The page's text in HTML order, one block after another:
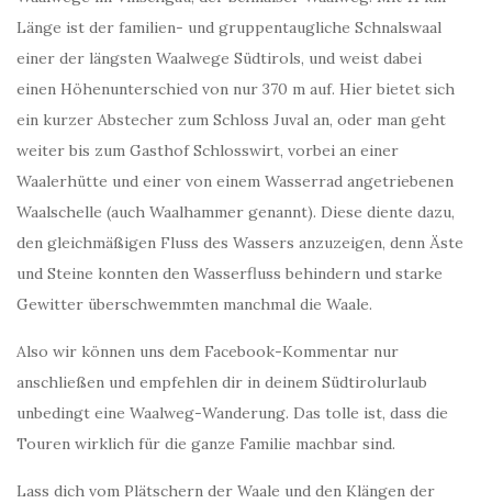
Länge ist der familien- und gruppentaugliche Schnalswaal
einer der längsten Waalwege Südtirols, und weist dabei
einen Höhenunterschied von nur 370 m auf. Hier bietet sich
ein kurzer Abstecher zum Schloss Juval an, oder man geht
weiter bis zum Gasthof Schlosswirt, vorbei an einer
Waalerhütte und einer von einem Wasserrad angetriebenen
Waalschelle (auch Waalhammer genannt). Diese diente dazu,
den gleichmäßigen Fluss des Wassers anzuzeigen, denn Äste
und Steine konnten den Wasserfluss behindern und starke
Gewitter überschwemmten manchmal die Waale.
Also wir können uns dem Facebook-Kommentar nur
anschließen und empfehlen dir in deinem Südtirolurlaub
unbedingt eine Waalweg-Wanderung. Das tolle ist, dass die
Touren wirklich für die ganze Familie machbar sind.
Lass dich vom Plätschern der Waale und den Klängen der